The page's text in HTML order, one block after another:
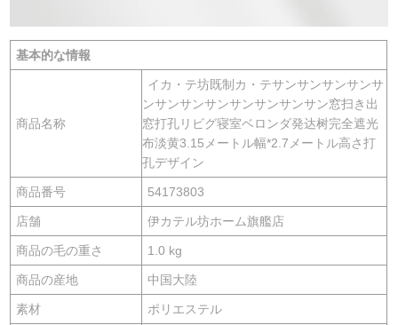
基本的な情報
商品名称
イカ・テ坊既制カ・テサンサンサンサンサ
ンサンサンサンサンサンサンサン窓扫き出
窓打孔リビグ寝室ベロンダ発达树完全遮光
布淡黄3.15メートル幅*2.7メートル高さ打
孔デザイン
商品番号 54173803
店舗 伊カテル坊ホーム旗艦店
商品の毛の重さ 1.0 kg
商品の産地 中国大陸
素材 ポリエステル